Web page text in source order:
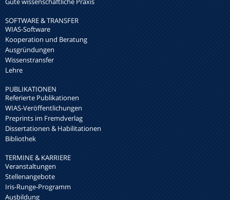
SOFTWARE & TRANSFER
WIAS-Software
Kooperation und Beratung
Ausgründungen
Wissenstransfer
Lehre
PUBLIKATIONEN
Referierte Publikationen
WIAS-Veröffentlichungen
Preprints im Fremdverlag
Dissertationen & Habilitationen
Bibliothek
TERMINE & KARRIERE
Veranstaltungen
Stellenangebote
Iris-Runge-Programm
Ausbildung